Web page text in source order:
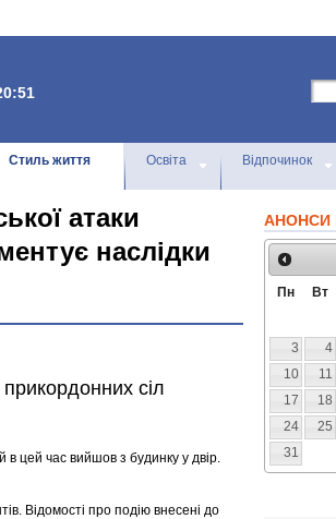
Стиль життя Освіта Відпочинок
атаки
наслідки
сіл
в цей час вийшов з будинку у двір.
Відомості про подію внесені до
АНОНСИ
Пн Вт
3
4
10
11
17
18
24
25
31